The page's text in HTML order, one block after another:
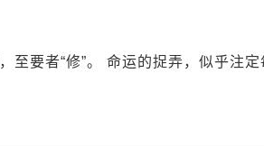
至要者“修”。 命运的捉弄，似乎注定